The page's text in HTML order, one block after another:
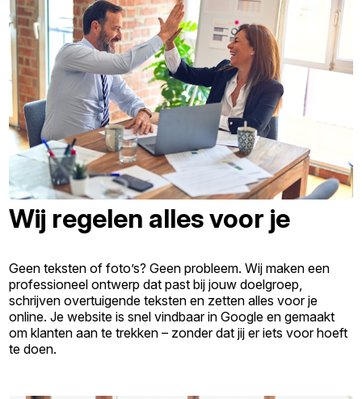
Wij regelen alles voor je
Geen teksten of foto’s? Geen probleem. Wij maken een
professioneel ontwerp dat past bij jouw doelgroep,
schrijven overtuigende teksten en zetten alles voor je
online. Je website is snel vindbaar in Google en gemaakt
om klanten aan te trekken – zonder dat jij er iets voor hoeft
te doen.